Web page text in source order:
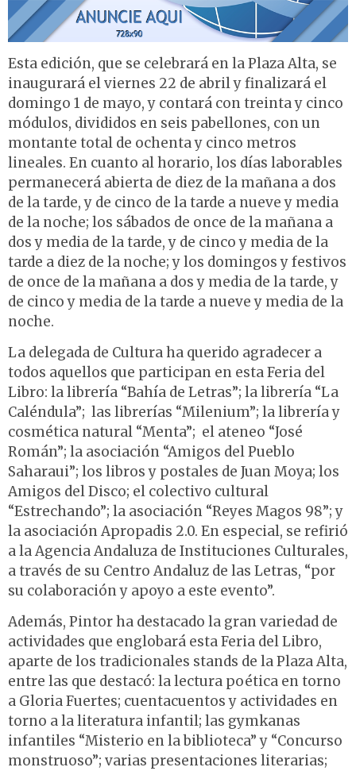
Esta edición, que se celebrará en la Plaza Alta, se
inaugurará el viernes 22 de abril y finalizará el
domingo 1 de mayo, y contará con treinta y cinco
módulos, divididos en seis pabellones, con un
montante total de ochenta y cinco metros
lineales. En cuanto al horario, los días laborables
permanecerá abierta de diez de la mañana a dos
de la tarde, y de cinco de la tarde a nueve y media
de la noche; los sábados de once de la mañana a
dos y media de la tarde, y de cinco y media de la
tarde a diez de la noche; y los domingos y festivos
de once de la mañana a dos y media de la tarde, y
de cinco y media de la tarde a nueve y media de la
noche.
La delegada de Cultura ha querido agradecer a
todos aquellos que participan en esta Feria del
Libro: la librería “Bahía de Letras”; la librería “La
Caléndula”; las librerías “Milenium”; la librería y
cosmética natural “Menta”; el ateneo “José
Román”; la asociación “Amigos del Pueblo
Saharaui”; los libros y postales de Juan Moya; los
Amigos del Disco; el colectivo cultural
“Estrechando”; la asociación “Reyes Magos 98”; y
la asociación Apropadis 2.0. En especial, se refirió
a la Agencia Andaluza de Instituciones Culturales,
a través de su Centro Andaluz de las Letras, “por
su colaboración y apoyo a este evento”.
Además, Pintor ha destacado la gran variedad de
actividades que englobará esta Feria del Libro,
aparte de los tradicionales stands de la Plaza Alta,
entre las que destacó: la lectura poética en torno
a Gloria Fuertes; cuentacuentos y actividades en
torno a la literatura infantil; las gymkanas
infantiles “Misterio en la biblioteca” y “Concurso
monstruoso”; varias presentaciones literarias;